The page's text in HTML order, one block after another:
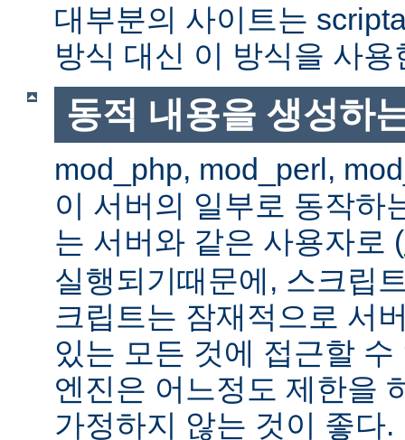
대부분의 사이트는
방식 대신 이 방식을 사용
동적 내용을 생성하
mod_php, mod_perl,
이 서버의 일부로 동작하
는 서버와 같은 사용자로 (
실행되기때문에, 스크립
크립트는 잠재적으로 서
있는 모든 것에 접근할
엔진은 어느정도 제한을
가정하지 않는 것이 좋다.